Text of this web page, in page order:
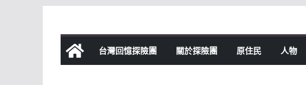
content
台灣回憶探險團 關於探險團 原住民 人物